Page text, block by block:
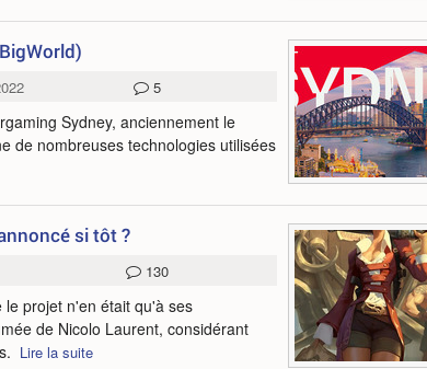
5
Sydney, anciennement le
de nombreuses technologies utilisées
si tôt ?
130
projet n'en était qu'à ses
de Nicolo Laurent, considérant
Lire la suite